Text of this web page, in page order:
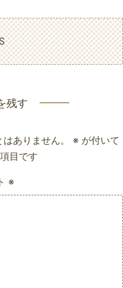
残す
ありません。 ※ が付いて
目です
※